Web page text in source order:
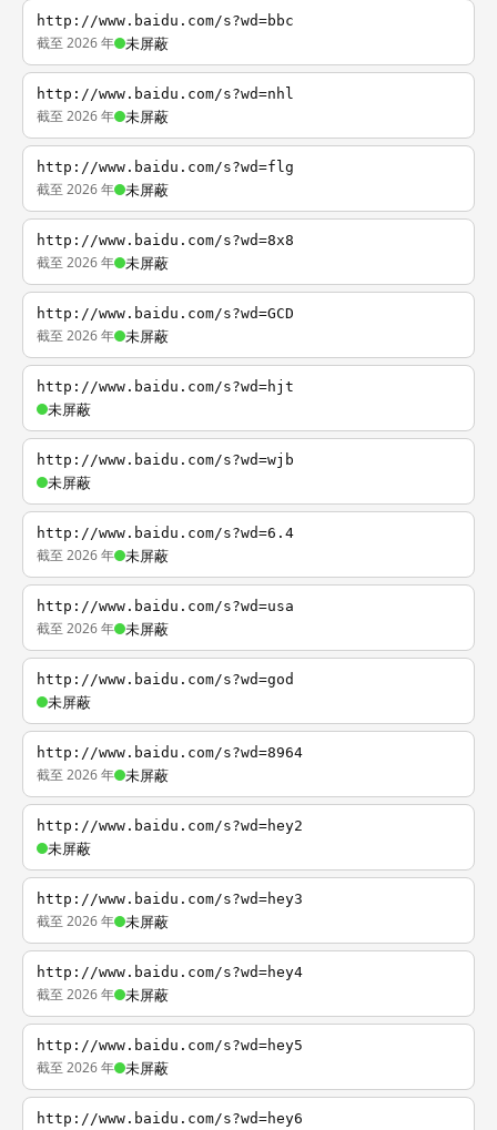
http://www.baidu.com/s?wd=bbc
截至 2026 年 未屏蔽
http://www.baidu.com/s?wd=nhl
截至 2026 年 未屏蔽
http://www.baidu.com/s?wd=flg
截至 2026 年 未屏蔽
http://www.baidu.com/s?wd=8x8
截至 2026 年 未屏蔽
http://www.baidu.com/s?wd=GCD
截至 2026 年 未屏蔽
http://www.baidu.com/s?wd=hjt
未屏蔽
http://www.baidu.com/s?wd=wjb
未屏蔽
http://www.baidu.com/s?wd=6.4
截至 2026 年 未屏蔽
http://www.baidu.com/s?wd=usa
截至 2026 年 未屏蔽
http://www.baidu.com/s?wd=god
未屏蔽
http://www.baidu.com/s?wd=8964
截至 2026 年 未屏蔽
http://www.baidu.com/s?wd=hey2
未屏蔽
http://www.baidu.com/s?wd=hey3
截至 2026 年 未屏蔽
http://www.baidu.com/s?wd=hey4
截至 2026 年 未屏蔽
http://www.baidu.com/s?wd=hey5
截至 2026 年 未屏蔽
http://www.baidu.com/s?wd=hey6